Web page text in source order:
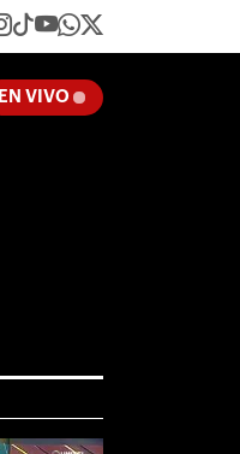
EN VIVO
LOADING...